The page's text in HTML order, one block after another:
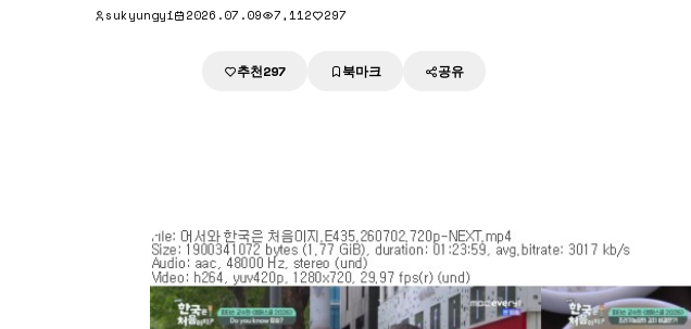
sukyungyi 2026.07.09 7,112 297
추천297 북마크 공유